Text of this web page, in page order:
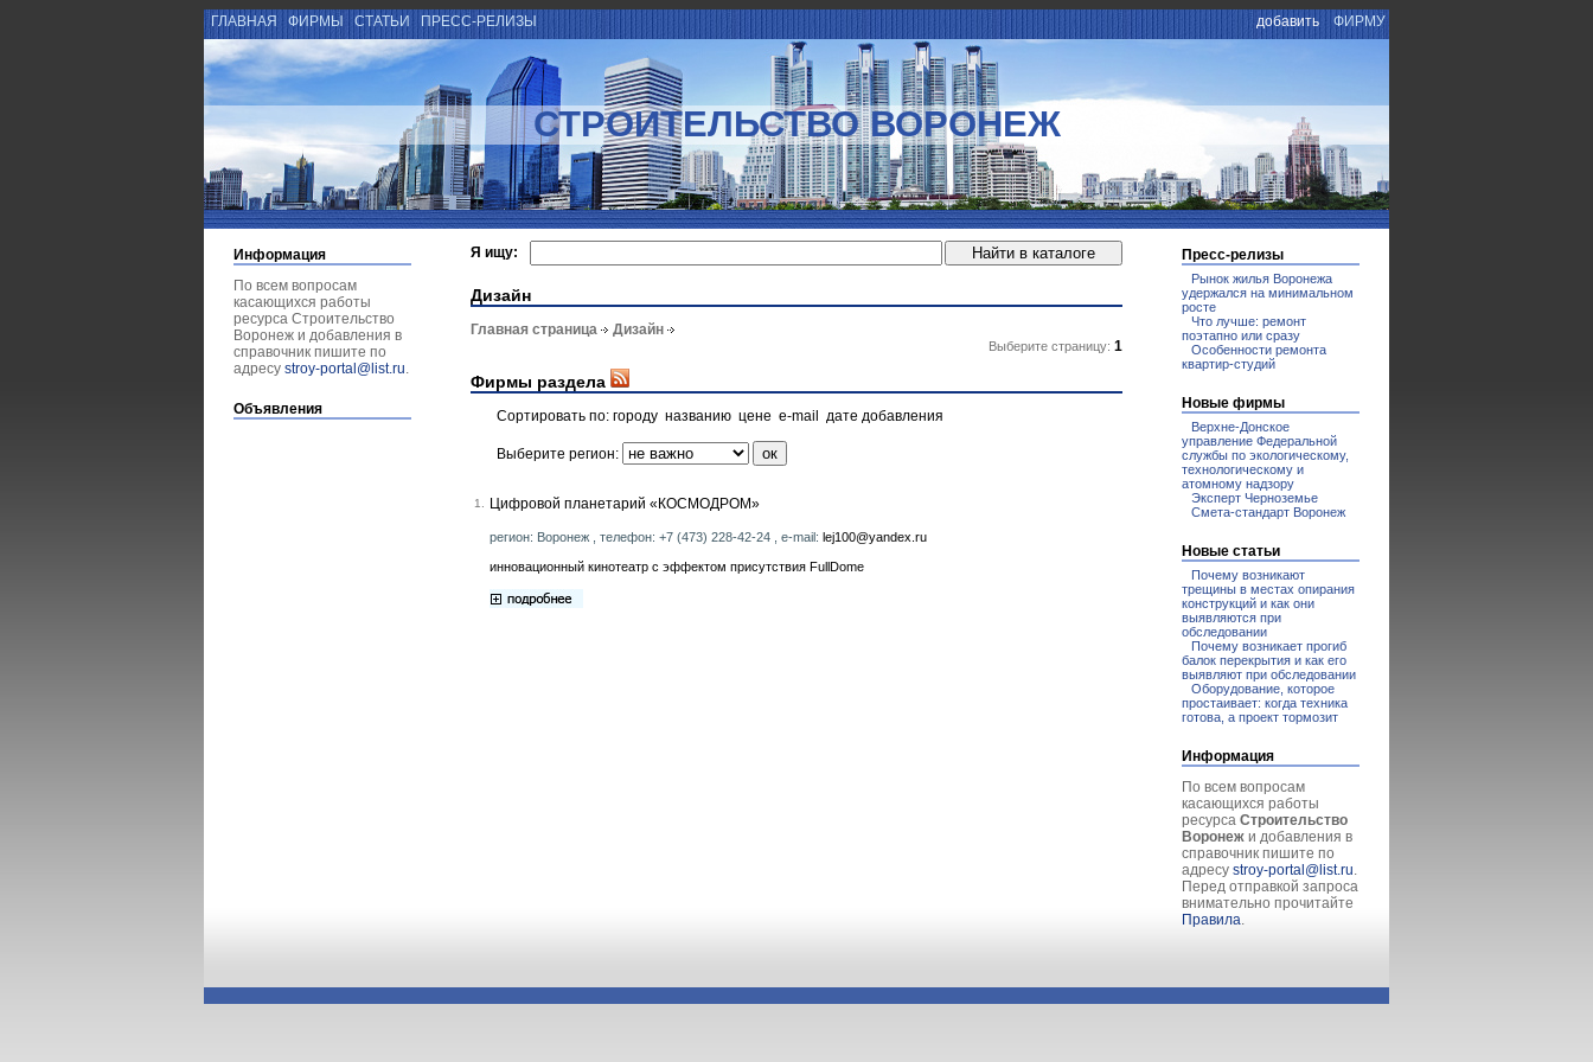
ГЛАВНАЯ ФИРМЫ СТАТЬИ ПРЕСС-РЕЛИЗЫ добавить ФИРМУ
СТРОИТЕЛЬСТВО ВОРОНЕЖ
Информация
По всем вопросам
касающихся работы
ресурса Строительство
Воронеж и добавления в
справочник пишите по
адресу stroy-portal@list.ru.
Объявления
Я ищу:
Дизайн
Главная страница Дизайн
Выберите страницу: 1
Фирмы раздела
Сортировать по: городу названию цене e-mail дате добавления
Выберите регион:
1. Цифровой планетарий «КОСМОДРОМ»
регион: Воронеж , телефон: +7 (473) 228-42-24 , e-mail: lej100@yandex.ru
инновационный кинотеатр с эффектом присутствия FullDome
Пресс-релизы
Рынок жилья Воронежа
удержался на минимальном
росте
Что лучше: ремонт
поэтапно или сразу
Особенности ремонта
квартир-студий
Новые фирмы
Верхне-Донское
управление Федеральной
службы по экологическому,
технологическому и
атомному надзору
Эксперт Черноземье
Смета-стандарт Воронеж
Новые статьи
Почему возникают
трещины в местах опирания
конструкций и как они
выявляются при
обследовании
Почему возникает прогиб
балок перекрытия и как его
выявляют при обследовании
Оборудование, которое
простаивает: когда техника
готова, а проект тормозит
Информация
По всем вопросам
касающихся работы
ресурса Строительство
Воронеж и добавления в
справочник пишите по
адресу stroy-portal@list.ru.
Перед отправкой запроса
внимательно прочитайте
Правила.